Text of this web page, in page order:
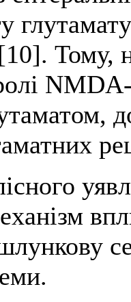
[10]. Тому,